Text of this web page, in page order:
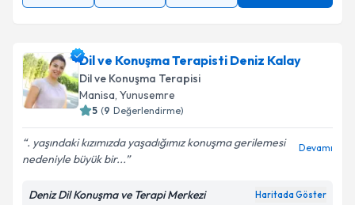
Dil ve Konuşma Terapisti Deniz Kalay
Dil ve Konuşma Terapisi
Manisa, Yunusemre
5 (9 Değerlendirme)
. yaşındaki kızımızda yaşadığımız konuşma gerilemesi
nedeniyle büyük bir...
Devamı
Deniz Dil Konuşma ve Terapi Merkezi Haritada Göster